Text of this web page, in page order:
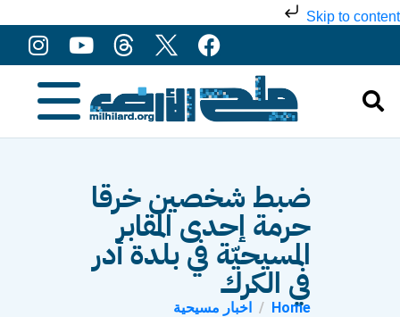
Skip to content
ضبط شخصين خرقا
حرمة إحدى المقابر
المسيحيّة في بلدة أدر
في الكرك
Home
اخبار مسيحية